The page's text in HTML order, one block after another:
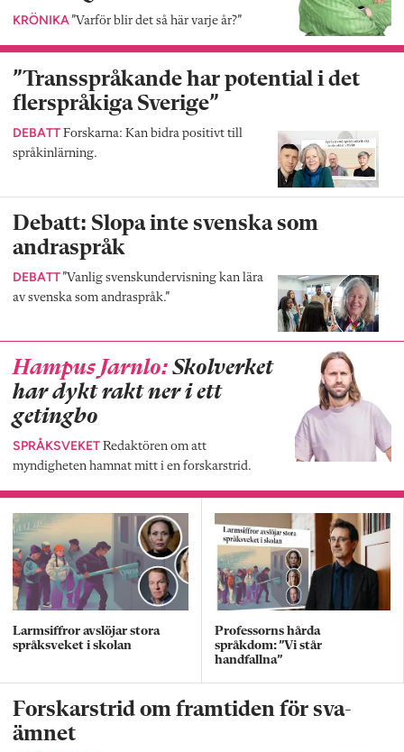
KRÖNIKA”Varför blir det så här varje år?”
”Transspråkande har potential i det
flerspråkiga Sverige”
DEBATT Forskarna: Kan bidra positivt till
språkinlärning.
Debatt: Slopa inte svenska som
andraspråk
DEBATT”Vanlig svenskundervisning kan lära
av svenska som andraspråk.”
Hampus Jarnlo: Skolverket
har dykt rakt ner i ett
getingbo
SPRÅKSVEKET Redaktören om att
myndigheten hamnat mitt i en forskarstrid.
Larmsiffror avslöjar stora
språksveket i skolan
Professorns hårda
språkdom: ”Vi står
handfallna”
Forskarstrid om framtiden för sva-
ämnet